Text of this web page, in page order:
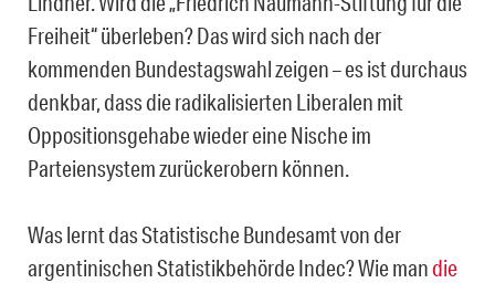
Freiheit“ überleben? Das wird sich nach der
kommenden Bundestagswahl zeigen – es ist durchaus
denkbar, dass die radikalisierten Liberalen mit
Oppositionsgehabe wieder eine Nische im
Parteiensystem zurückerobern können.
Was lernt das Statistische Bundesamt von der
argentinischen Statistikbehörde Indec? Wie mandie